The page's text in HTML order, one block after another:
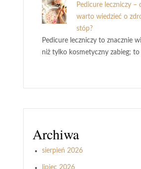
Pedicure leczniczy –
warto wiedzieć o
stóp?
Pedicure leczniczy to znacznie
niż tylko kosmetyczny zabieg;
Archiwa
sierpień 2026
lipiec 2026